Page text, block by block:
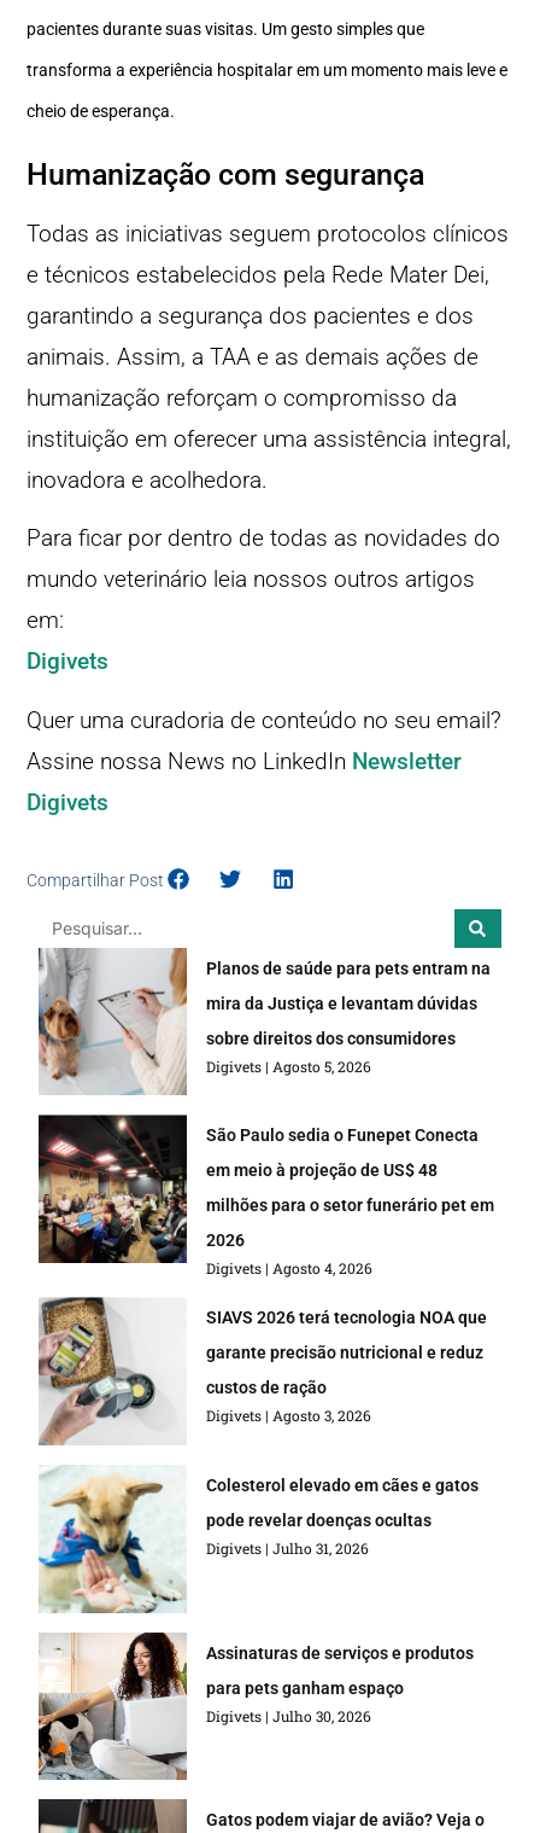
pacientes durante suas visitas. Um gesto simples que
transforma a experiência hospitalar em um momento mais leve e
cheio de esperança.
Humanização com segurança
Todas as iniciativas seguem protocolos clínicos
e técnicos estabelecidos pela Rede Mater Dei,
garantindo a segurança dos pacientes e dos
animais. Assim, a TAA e as demais ações de
humanização reforçam o compromisso da
instituição em oferecer uma assistência integral,
inovadora e acolhedora.
Para ficar por dentro de todas as novidades do
mundo veterinário leia nossos outros artigos
em:
Digivets
Quer uma curadoria de conteúdo no seu email?
Assine nossa News no LinkedIn Newsletter
Digivets
Compartilhar Post
Planos de saúde para pets entram na
mira da Justiça e levantam dúvidas
sobre direitos dos consumidores
Digivets Agosto 5, 2026
São Paulo sedia o Funepet Conecta
em meio à projeção de US$ 48
milhões para o setor funerário pet em
2026
Digivets Agosto 4, 2026
SIAVS 2026 terá tecnologia NOA que
garante precisão nutricional e reduz
custos de ração
Digivets Agosto 3, 2026
Colesterol elevado em cães e gatos
pode revelar doenças ocultas
Digivets Julho 31, 2026
Assinaturas de serviços e produtos
para pets ganham espaço
Digivets Julho 30, 2026
Gatos podem viajar de avião? Veja o